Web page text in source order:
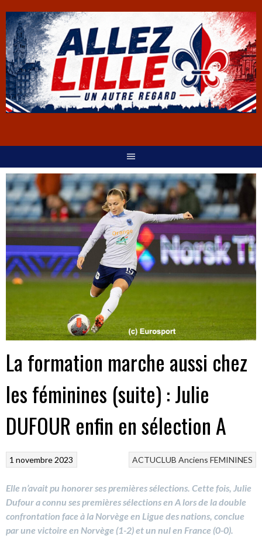
La formation marche aussi chez
les féminines (suite) : Julie
DUFOUR enfin en sélection A
ACTUCLUB Anciens FEMININES
1 novembre 2023
Elle n’avait pu honorer ses premières sélections. Cette fois, Julie
Dufour a connu ses premières sélections en A lors de la double
confrontation face à la Norvège en Ligue des nations, conclue
par une victoire en Norvège (1-2) et un nul en France (0-0).